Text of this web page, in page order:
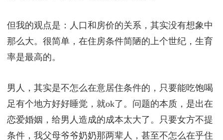
但我的观点是：人口和房价的关系，其实没有想象中
那么大。很简单，在住房条件简陋的上个世纪，生育
率是最高的。
男人，其实是不怎么在意居住条件的，只要能吃饱喝
足有个地方好好睡觉，就ok了。问题的本质，是出在
恋爱婚姻，给男人造成的成本太大了。只要女方不提
条件，我父母爷爷奶奶那两辈人，甚至不怎么在乎住